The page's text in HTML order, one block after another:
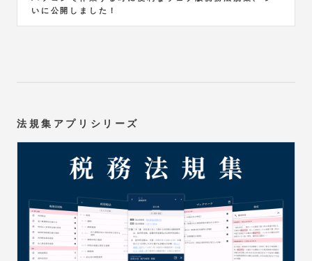
いに公開しました！
法規集アプリシリーズ